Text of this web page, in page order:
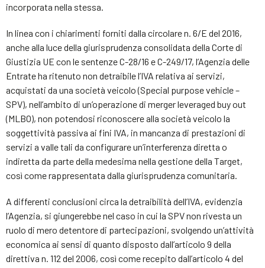
incorporata nella stessa.
In linea con i chiarimenti forniti dalla circolare n. 6/E del 2016,
anche alla luce della giurisprudenza consolidata della Corte di
Giustizia UE con le sentenze C-28/16 e C-249/17, l’Agenzia delle
Entrate ha ritenuto non detraibile l’IVA relativa ai servizi,
acquistati da una società veicolo (Special purpose vehicle –
SPV), nell’ambito di un’operazione di merger leveraged buy out
(MLBO), non potendosi riconoscere alla società veicolo la
soggettività passiva ai fini IVA, in mancanza di prestazioni di
servizi a valle tali da configurare un’interferenza diretta o
indiretta da parte della medesima nella gestione della Target,
così come rappresentata dalla giurisprudenza comunitaria.
A differenti conclusioni circa la detraibilità dell’IVA, evidenzia
l’Agenzia, si giungerebbe nel caso in cui la SPV non rivesta un
ruolo di mero detentore di partecipazioni, svolgendo un’attività
economica ai sensi di quanto disposto dall’articolo 9 della
direttiva n. 112 del 2006, così come recepito dall’articolo 4 del